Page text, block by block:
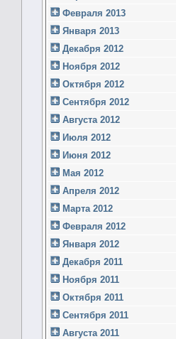
Февраля 2013
Января 2013
Декабря 2012
Ноября 2012
Октября 2012
Сентября 2012
Августа 2012
Июля 2012
Июня 2012
Мая 2012
Апреля 2012
Марта 2012
Февраля 2012
Января 2012
Декабря 2011
Ноября 2011
Октября 2011
Сентября 2011
Августа 2011